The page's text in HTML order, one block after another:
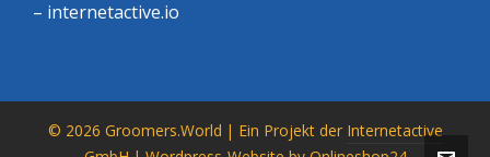
– internetactive.io
© 2026 Groomers.World | Ein Projekt der Internetactive